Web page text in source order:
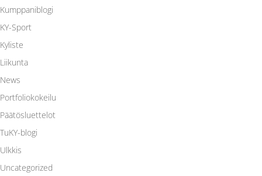
Kumppaniblogi
KY-Sport
Kyliste
Liikunta
News
Portfoliokokeilu
Päätösluettelot
TuKY-blogi
Ulkkis
Uncategorized